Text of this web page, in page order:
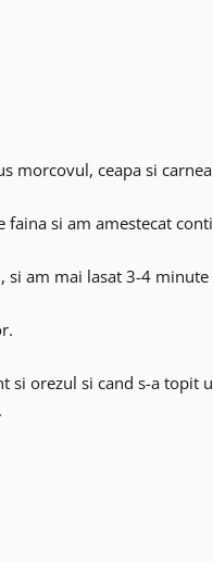
morcovul, ceapa si
si am amestecat
am mai lasat 3-4
si orezul si cand s-a topit